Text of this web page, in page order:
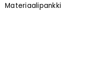
Materiaalipankki